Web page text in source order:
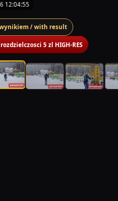
12:04:55
wynikiem / with result
5 zl HIGH-RES